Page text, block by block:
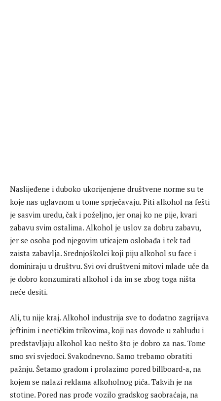
Naslijeđene i duboko ukorijenjene društvene norme su te
koje nas uglavnom u tome sprječavaju. Piti alkohol na fešti
je sasvim uredu, čak i poželjno, jer onaj ko ne pije, kvari
zabavu svim ostalima. Alkohol je uslov za dobru zabavu,
jer se osoba pod njegovim uticajem oslobađa i tek tad
zaista zabavlja. Srednjoškolci koji piju alkohol su face i
dominiraju u društvu. Svi ovi društveni mitovi mlade uče da
je dobro konzumirati alkohol i da im se zbog toga ništa
neće desiti.
Ali, tu nije kraj. Alkohol industrija sve to dodatno zagrijava
jeftinim i neetičkim trikovima, koji nas dovode u zabludu i
predstavljaju alkohol kao nešto što je dobro za nas. Tome
smo svi svjedoci. Svakodnevno. Samo trebamo obratiti
pažnju. Šetamo gradom i prolazimo pored billboard-a, na
kojem se nalazi reklama alkoholnog pića. Takvih je na
stotine. Pored nas prođe vozilo gradskog saobraćaja, na